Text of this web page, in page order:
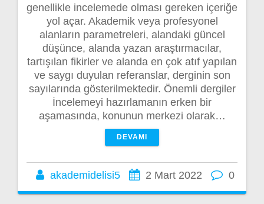
genellikle incelemede olması gereken içeriğe
yol açar. Akademik veya profesyonel
alanların parametreleri, alandaki güncel
düşünce, alanda yazan araştırmacılar,
tartışılan fikirler ve alanda en çok atıf yapılan
ve saygı duyulan referanslar, derginin son
sayılarında gösterilmektedir. Önemli dergiler
İncelemeyi hazırlamanın erken bir
aşamasında, konunun merkezi olarak…
DEVAMI
akademidelisi5 2 Mart 2022 0